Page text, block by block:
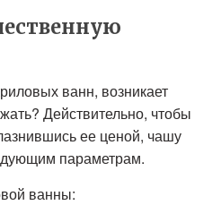
ванн, возникает
Действительно, чтобы
ее ценой, чашу
параметрам.
ванны: